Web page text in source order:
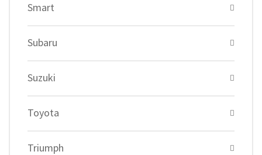
Smart
Subaru
Suzuki
Toyota
Triumph